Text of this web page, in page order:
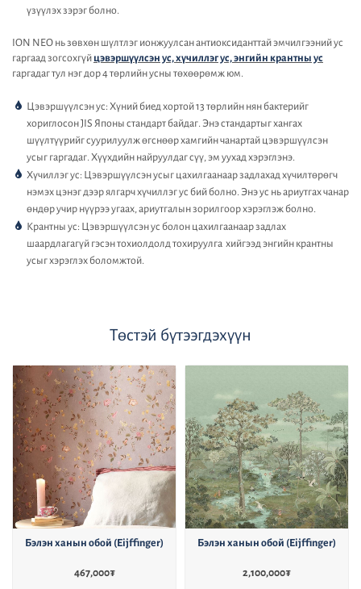
үзүүлэх зэрэг болно.
ION NEO нь зөвхөн шүлтлэг ионжуулсан антиоксиданттай эмчилгээний ус
гаргаад зогсохгүй цэвэршүүлсэн ус, хүчиллэг ус, энгийн крантны ус
гаргадаг тул нэг дор 4 төрлийн усны төхөөрөмж юм.
Цэвэршүүлсэн ус: Хүний биед хортой 13 төрлийн нян бактерийг
хориглосон JIS Японы стандарт байдаг. Энэ стандартыг хангах
шүүлтүүрийг суурилуулж өгснөөр хамгийн чанартай цэвэршүүлсэн
усыг гаргадаг. Хүүхдийн найруулдаг сүү, эм уухад хэрэглэнэ.
Хүчиллэг ус: Цэвэршүүлсэн усыг цахилгаанаар задлахад хүчилтөрөгч
нэмэх цэнэг дээр ялгарч хүчиллэг ус бий болно. Энэ ус нь ариутгах чанар
өндөр учир нүүрээ угаах, ариутгалын зорилгоор хэрэглэж болно.
Крантны ус: Цэвэршүүлсэн ус болон цахилгаанаар задлах
шаардлагагүй гэсэн тохиолдолд тохируулга хийгээд энгийн крантны
усыг хэрэглэх боломжтой.
Төстэй бүтээгдэхүүн
Бэлэн ханын обой (Eijffinger)
467,000₮
Бэлэн ханын обой (Eijffinger)
2,100,000₮